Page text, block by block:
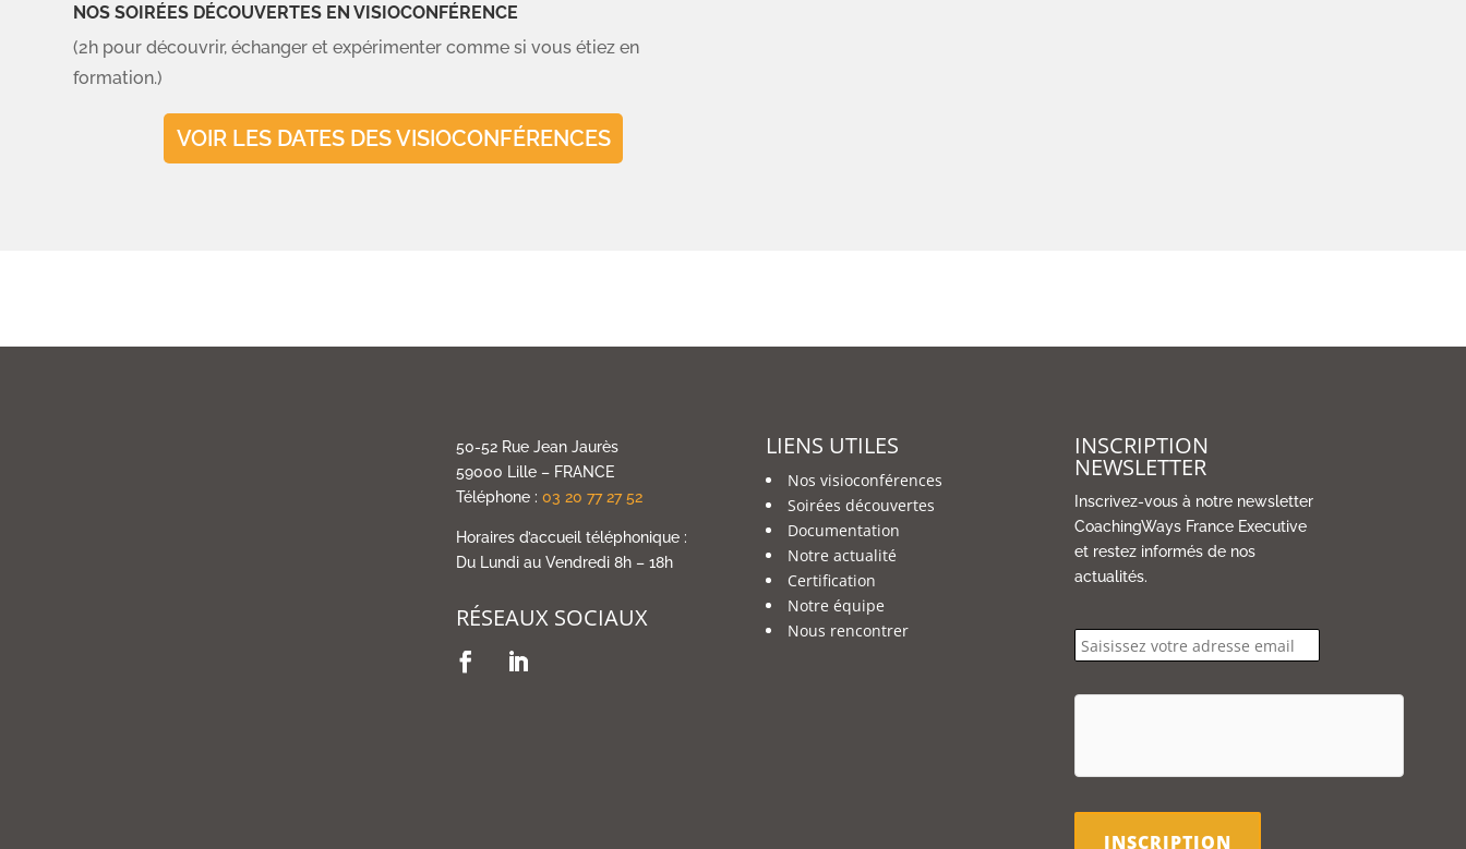
NOS SOIRÉES DÉCOUVERTES EN VISIOCONFÉRENCE
(2h pour découvrir, échanger et expérimenter comme si vous étiez en
formation.)
VOIR LES DATES DES VISIOCONFÉRENCES
50-52 Rue Jean Jaurès
59000 Lille – FRANCE
Téléphone : 03 20 77 27 52
Horaires d’accueil téléphonique :
Du Lundi au Vendredi 8h – 18h
RÉSEAUX SOCIAUX
LIENS UTILES
Nos visioconférences
Soirées découvertes
Documentation
Notre actualité
Certification
Notre équipe
Nous rencontrer
INSCRIPTION
NEWSLETTER
Inscrivez-vous à notre newsletter
CoachingWays France Executive
et restez informés de nos
actualités.
email